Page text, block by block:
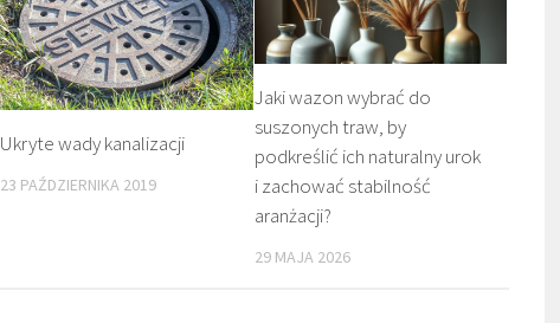
Ukryte wady kanalizacji
23 PAŹDZIERNIKA 2019
Jaki wazon wybrać do
suszonych traw, by
podkreślić ich naturalny urok
i zachować stabilność
aranżacji?
29 MAJA 2026